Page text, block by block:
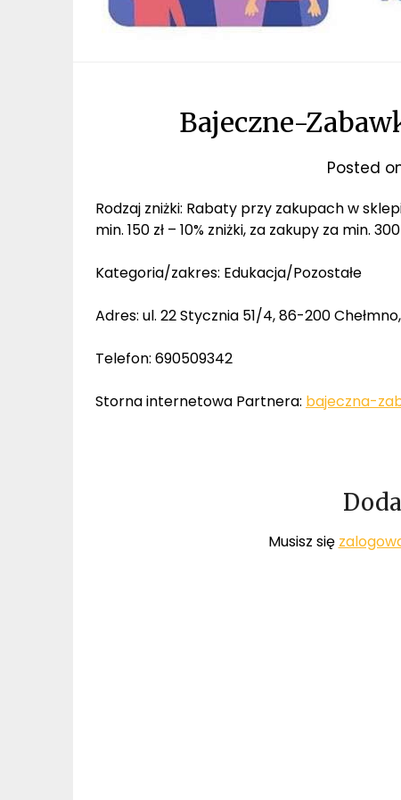
Bajeczne-
Posted
Rodzaj zniżki: Rabaty przy zakupach w
min. 150 zł – 10% zniżki, za zakupy za min.
Kategoria/zakres: Edukacja/Pozostałe
Adres: ul. 22 Stycznia 51/4, 86-200
Telefon: 690509342
Storna internetowa Partnera: bajeczna-
Musisz się